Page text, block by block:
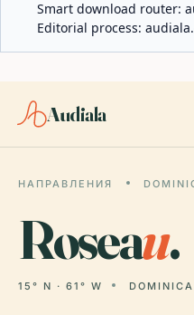
Smart download router:
Editorial process:
Audiala
НАПРАВЛЕНИЯ
Roseau.
15° N · 61° W DOMINICA